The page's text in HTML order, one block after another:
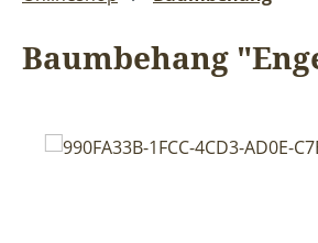
Baumbehang
Bildergalerie überspringen